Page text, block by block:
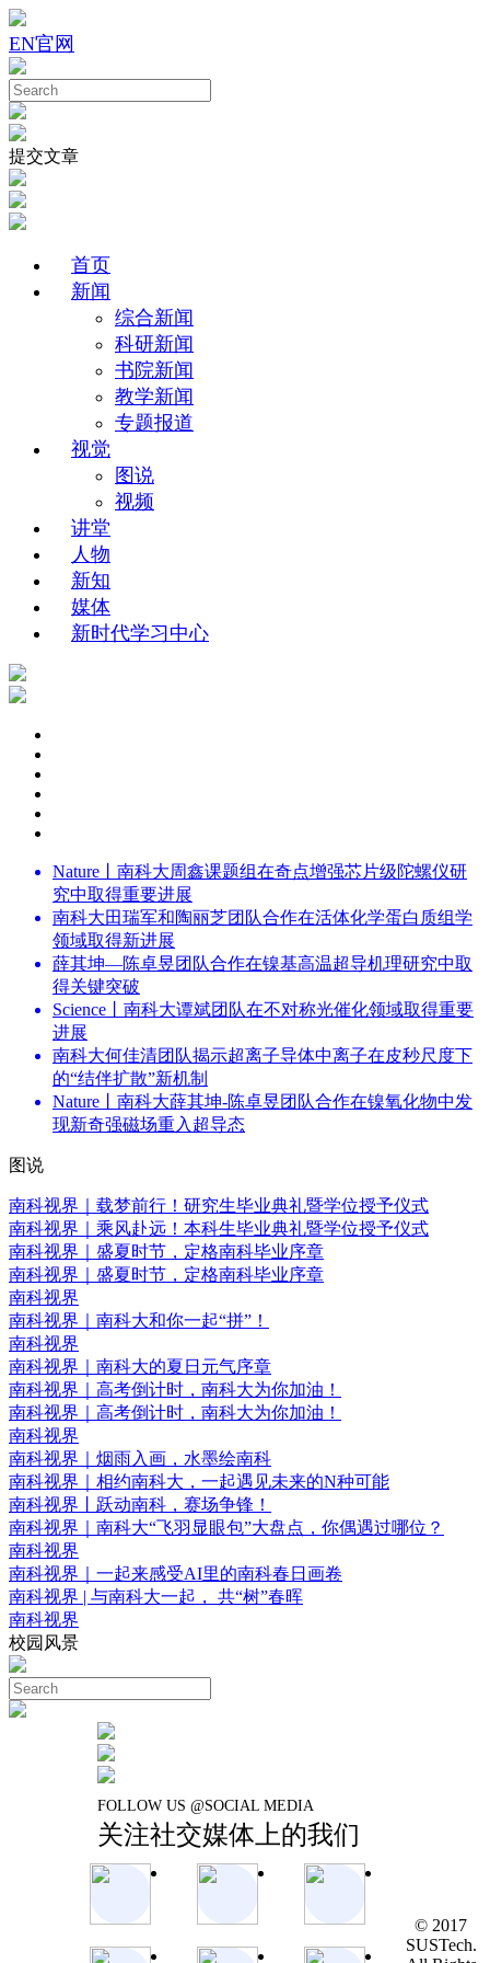
EN官网
提交文章
首页
新闻
综合新闻
科研新闻
书院新闻
教学新闻
专题报道
视觉
图说
视频
讲堂
人物
新知
媒体
新时代学习中心
Nature丨南科大周鑫课题组在奇点增强芯片级陀螺仪研
究中取得重要进展
南科大田瑞军和陶丽芝团队合作在活体化学蛋白质组学
领域取得新进展
薛其坤—陈卓昱团队合作在镍基高温超导机理研究中取
得关键突破
Science丨南科大谭斌团队在不对称光催化领域取得重要
进展
南科大何佳清团队揭示超离子导体中离子在皮秒尺度下
的“结伴扩散”新机制
Nature丨南科大薛其坤-陈卓昱团队合作在镍氧化物中发
现新奇强磁场重入超导态
图说
南科视界｜载梦前行！研究生毕业典礼暨学位授予仪式
南科视界｜乘风赴远！本科生毕业典礼暨学位授予仪式
南科视界｜盛夏时节，定格南科毕业序章
南科视界｜盛夏时节，定格南科毕业序章
南科视界
南科视界｜南科大和你一起“拼”！
南科视界
南科视界｜南科大的夏日元气序章
南科视界｜高考倒计时，南科大为你加油！
南科视界｜高考倒计时，南科大为你加油！
南科视界
南科视界｜烟雨入画，水墨绘南科
南科视界｜相约南科大，一起遇见未来的N种可能
南科视界丨跃动南科，赛场争锋！
南科视界｜南科大“飞羽显眼包”大盘点，你偶遇过哪位？
南科视界
南科视界｜一起来感受AI里的南科春日画卷
南科视界 | 与南科大一起， 共“树”春晖
南科视界
校园风景
FOLLOW US @SOCIAL MEDIA
关注社交媒体上的我们
© 2017
SUSTech.